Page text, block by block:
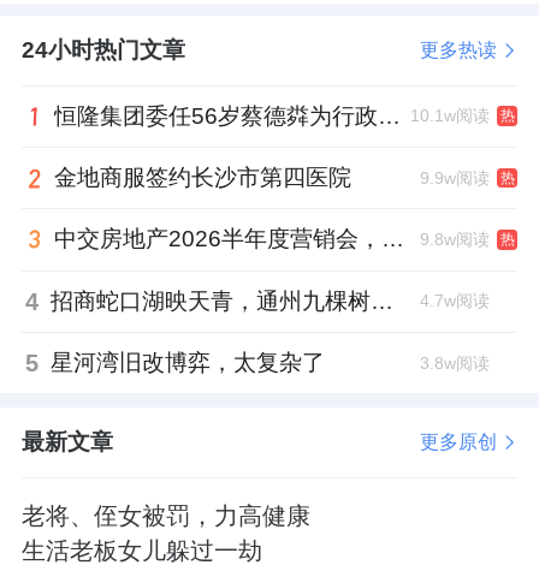
当时，佳兆业美好向母公司租用深圳龙岗810
金。
听起来是一笔面向未来的稳健投资，佳兆业美
好也花得豪爽。
但对比一下：2025年全年，其赚到手的归母净
掉了全年利润的74%以上。
人事布局的深意
的人事调整。
24小时热门文章 更多热读
恒隆集团委任56岁蔡德粦为行政总裁、年薪2052万港元，曾任星巴克中国CEO 10.1w阅读 热
金地商服签约长沙市第四医院 9.9w阅读 热
中交房地产2026半年度营销会，绿城祝军现身了 9.8w阅读 热
4 招商蛇口湖映天青，通州九棵树首座宋韵新盘 4.7w阅读
5 星河湾旧改博弈，太复杂了 3.8w阅读
最新文章 更多原创
老将、侄女被罚，力高健康
生活老板女儿躲过一劫